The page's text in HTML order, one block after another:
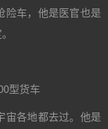
险车，他是医官也是
型货车
宙各地都去过。他是